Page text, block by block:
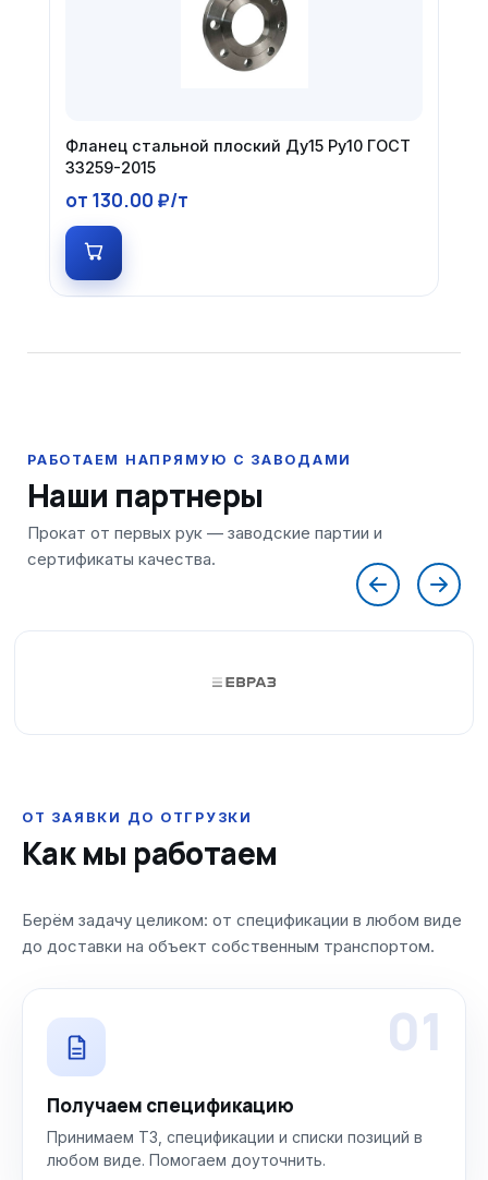
Фланец стальной плоский Ду15 Ру10 ГОСТ
33259-2015
от 130.00 ₽/т
Наши партнеры
ОТ ЗАЯВКИ ДО ОТГРУЗКИ
Как мы работаем
Берём задачу целиком: от спецификации в любом виде
до доставки на объект собственным транспортом.
01
Получаем спецификацию
Принимаем ТЗ, спецификации и списки позиций в
любом виде. Помогаем доуточнить.